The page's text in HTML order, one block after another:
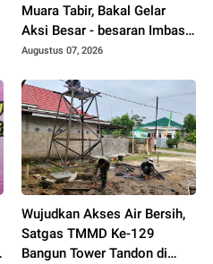
Muara Tabir, Bakal Gelar
Aksi Besar - besaran Imbas
Jalan Simpang Betung -
2027
Augustus 07, 2026
Wujudkan Akses Air Bersih,
Satgas TMMD Ke-129
Bangun Tower Tandon di